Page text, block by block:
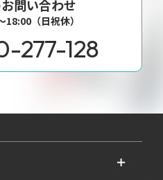
問い合わせ
18:00（日祝休）
277-128
＋